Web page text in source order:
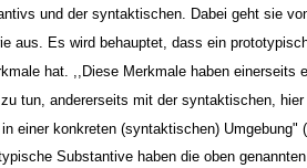
und der syntaktischen. Dabei geht sie
aus. Es wird behauptet, dass ein
hat. ,,Diese Merkmale haben einerseits
tun, andererseits mit der syntaktischen,
in einer konkreten (syntaktischen) Umgebung"
Substantive haben die oben